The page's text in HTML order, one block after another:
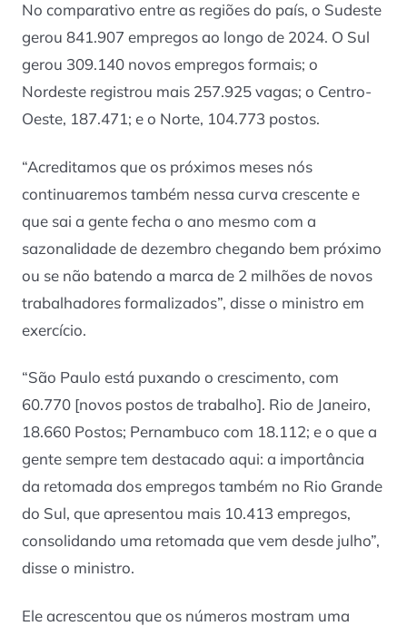
No comparativo entre as regiões do país, o Sudeste
gerou 841.907 empregos ao longo de 2024. O Sul
gerou 309.140 novos empregos formais; o
Nordeste registrou mais 257.925 vagas; o Centro-
Oeste, 187.471; e o Norte, 104.773 postos.
“Acreditamos que os próximos meses nós
continuaremos também nessa curva crescente e
que sai a gente fecha o ano mesmo com a
sazonalidade de dezembro chegando bem próximo
ou se não batendo a marca de 2 milhões de novos
trabalhadores formalizados”, disse o ministro em
exercício.
“São Paulo está puxando o crescimento, com
60.770 [novos postos de trabalho]. Rio de Janeiro,
18.660 Postos; Pernambuco com 18.112; e o que a
gente sempre tem destacado aqui: a importância
da retomada dos empregos também no Rio Grande
do Sul, que apresentou mais 10.413 empregos,
consolidando uma retomada que vem desde julho”,
disse o ministro.
Ele acrescentou que os números mostram uma